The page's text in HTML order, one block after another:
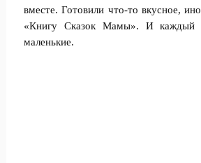
вместе. Готовили что-то вкусное,
«Книгу Сказок Мамы». И каждый
маленькие.